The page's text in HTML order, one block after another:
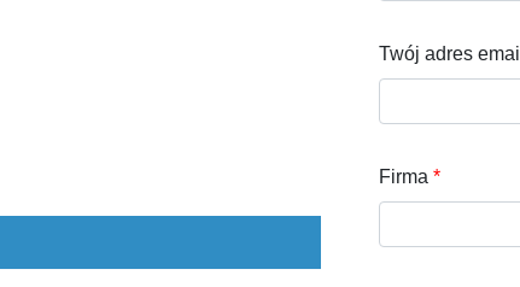
Twój adres email
Firma